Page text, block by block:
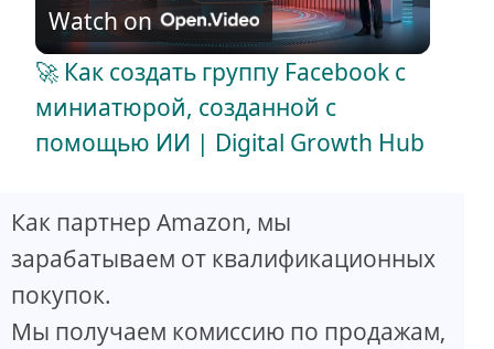
l
a
V
Watch on
🚀 Как создать группу Facebook с
миниатюрой, созданной с
помощью ИИ | Digital Growth Hub
Как партнер Amazon, мы
зарабатываем от квалификационных
покупок.
Мы получаем комиссию по продажам,